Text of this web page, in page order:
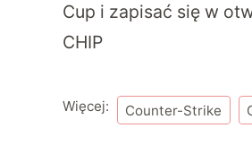
Cup i zapisać się w
CHIP
Więcej: Counter-Strike